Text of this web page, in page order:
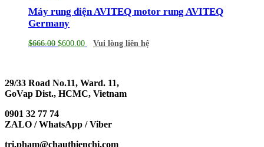
Máy rung điện AVITEQ motor rung AVITEQ
Germany
$666.00 $600.00 Vui lòng liên hệ
29/33 Road No.11, Ward. 11,
GoVap Dist., HCMC, Vietnam
0901 32 77 74
ZALO / WhatsApp / Viber
tri.pham@chauthienchi.com